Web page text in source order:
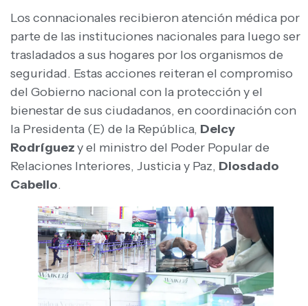
Los connacionales recibieron atención médica por
parte de las instituciones nacionales para luego ser
trasladados a sus hogares por los organismos de
seguridad. Estas acciones reiteran el compromiso
del Gobierno nacional con la protección y el
bienestar de sus ciudadanos, en coordinación con
la Presidenta (E) de la República, Delcy
Rodríguezy el ministro del Poder Popular de
Relaciones Interiores, Justicia y Paz, Diosdado
Cabello.